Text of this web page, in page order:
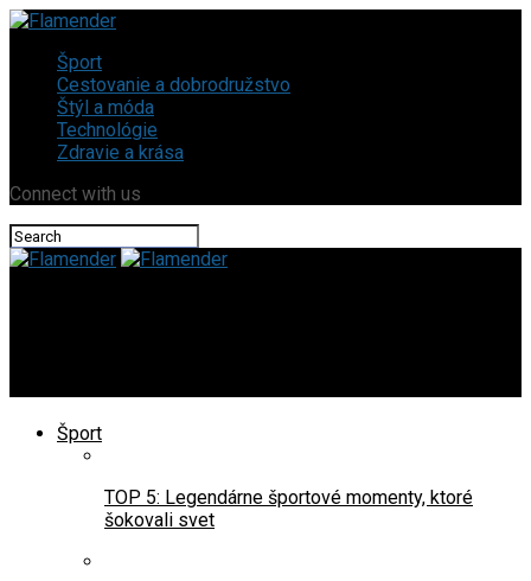
Šport
Cestovanie a dobrodružstvo
Štýl a móda
Technológie
Zdravie a krása
Connect with us
Šport
TOP 5: Legendárne športové momenty, ktoré
šokovali svet